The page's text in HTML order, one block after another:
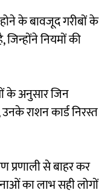
के बावजूद गरीबों के
नियमों की
के अनुसार जिन
राशन कार्ड निरस्त
प्रणाली से बाहर कर
का लाभ सही लोगों